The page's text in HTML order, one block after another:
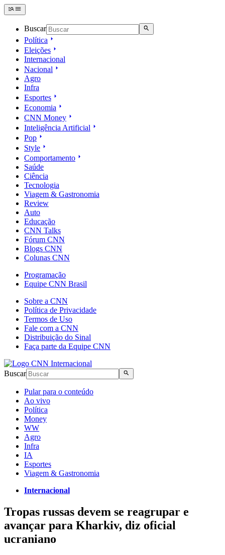
Buscar
Política
Eleições
Internacional
Nacional
Agro
Infra
Esportes
Economia
CNN Money
Inteligência Artificial
Pop
Style
Comportamento
Saúde
Ciência
Tecnologia
Viagem & Gastronomia
Review
Auto
Educação
CNN Talks
Fórum CNN
Blogs CNN
Colunas CNN
Programação
Equipe CNN Brasil
Sobre a CNN
Política de Privacidade
Termos de Uso
Fale com a CNN
Distribuição do Sinal
Faça parte da Equipe CNN
Buscar
Pular para o conteúdo
Ao vivo
Política
Money
WW
Agro
Infra
IA
Esportes
Viagem & Gastronomia
Internacional
Tropas russas devem se reagrupar e
avançar para Kharkiv, diz oficial
ucraniano